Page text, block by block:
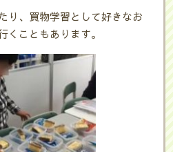
り、買物学習として好きなお
くこともあります。